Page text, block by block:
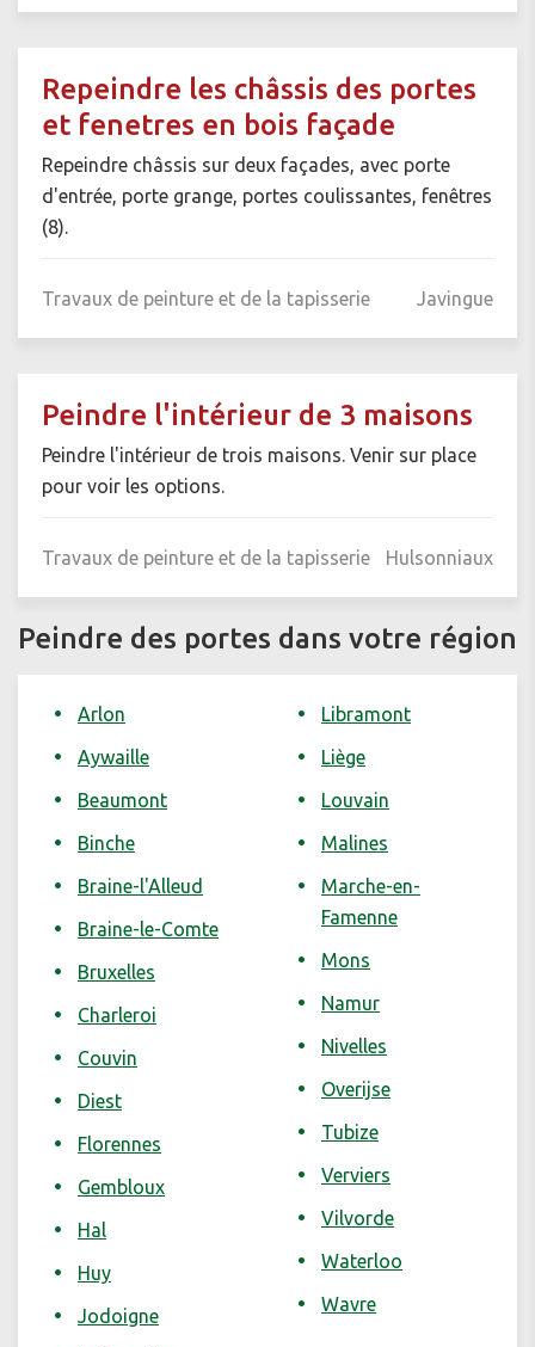
Repeindre les châssis des portes
et fenetres en bois façade
Repeindre châssis sur deux façades, avec porte
d'entrée, porte grange, portes coulissantes, fenêtres
(8).
Travaux de peinture et de la tapisserie Javingue
Peindre l'intérieur de 3 maisons
Peindre l'intérieur de trois maisons. Venir sur place
pour voir les options.
Travaux de peinture et de la tapisserie Hulsonniaux
Peindre des portes dans votre région
Arlon
Aywaille
Beaumont
Binche
Braine-l'Alleud
Braine-le-Comte
Bruxelles
Charleroi
Couvin
Diest
Florennes
Gembloux
Hal
Huy
Jodoigne
Libramont
Liège
Louvain
Malines
Marche-en-
Famenne
Mons
Namur
Nivelles
Overijse
Tubize
Verviers
Vilvorde
Waterloo
Wavre